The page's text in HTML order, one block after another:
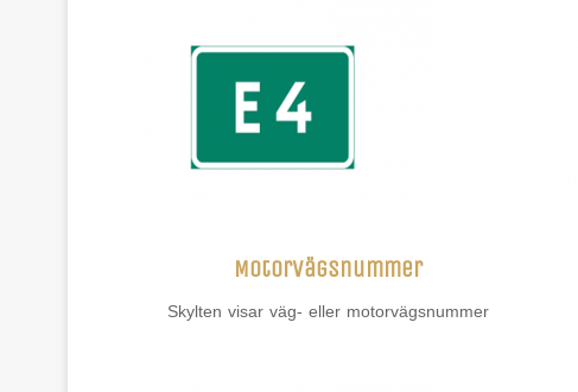
Motorvägsnummer
Skylten visar väg- eller motorvägsnummer